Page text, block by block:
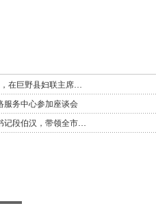
2016年12月5日菏泽市市妇联主席高主席，在巨野县妇联主席张岩的陪同下莅临巨野县三农网络蔬菜供应基地，巨野德福生态农业示范园区参观指导工作。
服务中心参加座谈会
市委常委、市政府常务副市长、党委副书记段伯汉，带领全市各县、区县长等领导莅临奥德福集团进行指导工作